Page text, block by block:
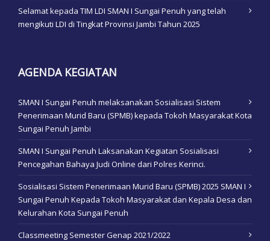
Selamat kepada TIM LDI SMAN I Sungai Penuh yang telah
mengikuti LDI di Tingkat Provinsi Jambi Tahun 2025
AGENDA KEGIATAN
SMAN I Sungai Penuh melaksanakan Sosialisasi Sistem
Penerimaan Murid Baru (SPMB) kepada Tokoh Masyarakat Kota
Sungai Penuh Jambi
SMAN I Sungai Penuh Laksanakan Kegiatan Sosialisasi
Pencegahan Bahaya Judi Online dari Polres Kerinci.
Sosialisasi Sistem Penerimaan Murid Baru (SPMB) 2025 SMAN I
Sungai Penuh Kepada Tokoh Masyarakat dan Kepala Desa dan
Kelurahan Kota Sungai Penuh
Classmeeting Semester Genap 2021/2022